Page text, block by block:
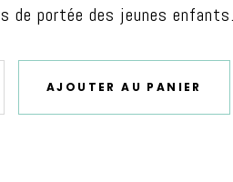
de portée des jeunes enfants.
AJOUTER AU PANIER